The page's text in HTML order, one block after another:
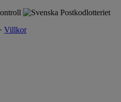
· Villkor